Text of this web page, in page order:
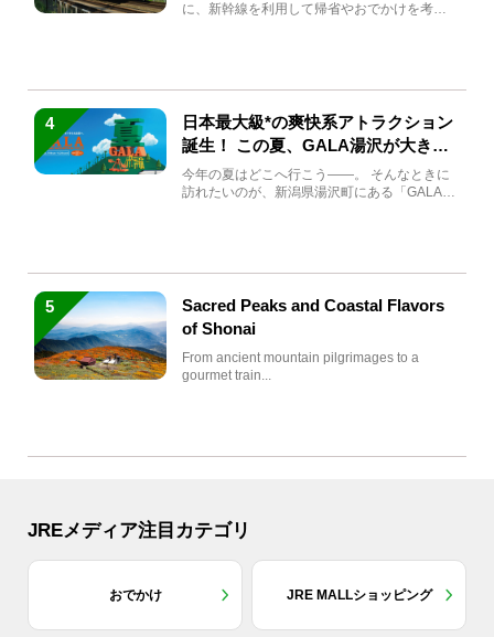
に、新幹線を利用して帰省やおでかけを考え
4
日本最大級*の爽快系アトラクション
誕生！ この夏、GALA湯沢が大きく
生まれ変わる
今年の夏はどこへ行こう――。 そんなときに
訪れたいのが、新潟県湯沢町にある「GALA湯
5
Sacred Peaks and Coastal Flavors
of Shonai
From ancient mountain pilgrimages to a
gourmet train...
JREメディア注目カテゴリ
おでかけ JRE MALLショッピング